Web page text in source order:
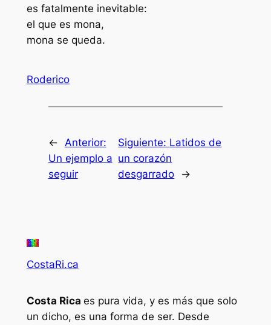
es fatalmente inevitable:
el que es mona,
mona se queda.
Roderico
← Anterior:
Un ejemplo a
seguir
Siguiente: Latidos de
un corazón
desgarrado
→
CostaRi.ca
Costa Rica es pura vida, y es más que solo
un dicho, es una forma de ser. Desde